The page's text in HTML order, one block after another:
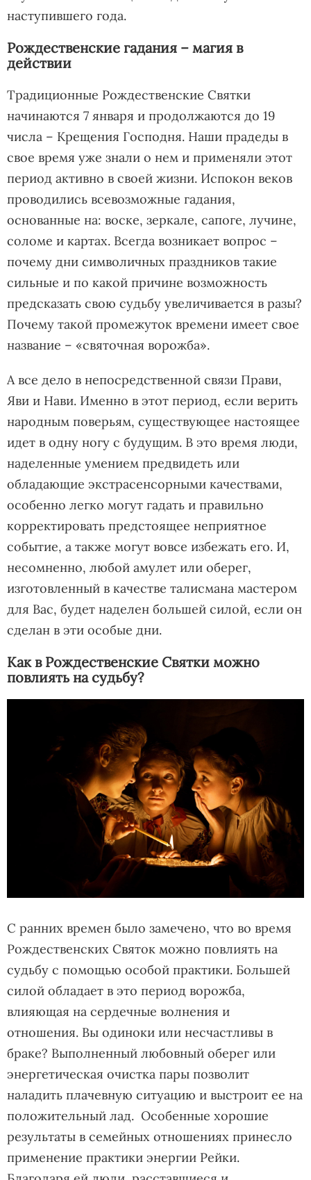
наступившего года.
Рождественские гадания – магия в
действии
Традиционные Рождественские Святки
начинаются 7 января и продолжаются до 19
числа – Крещения Господня. Наши прадеды в
свое время уже знали о нем и применяли этот
период активно в своей жизни. Испокон веков
проводились всевозможные гадания,
основанные на: воске, зеркале, сапоге, лучине,
соломе и картах. Всегда возникает вопрос –
почему дни символичных праздников такие
сильные и по какой причине возможность
предсказать свою судьбу увеличивается в разы?
Почему такой промежуток времени имеет свое
название – «святочная ворожба».
А все дело в непосредственной связи Прави,
Яви и Нави. Именно в этот период, если верить
народным поверьям, существующее настоящее
идет в одну ногу с будущим. В это время люди,
наделенные умением предвидеть или
обладающие экстрасенсорными качествами,
особенно легко могут гадать и правильно
корректировать предстоящее неприятное
событие, а также могут вовсе избежать его. И,
несомненно, любой амулет или оберег,
изготовленный в качестве талисмана мастером
для Вас, будет наделен большей силой, если он
сделан в эти особые дни.
Как в Рождественские Святки можно
повлиять на судьбу?
С ранних времен было замечено, что во время
Рождественских Святок можно повлиять на
судьбу с помощью особой практики. Большей
силой обладает в это период ворожба,
влияющая на сердечные волнения и
отношения. Вы одиноки или несчастливы в
браке? Выполненный любовный оберег или
энергетическая очистка пары позволит
наладить плачевную ситуацию и выстроит ее на
положительный лад. Особенные хорошие
результаты в семейных отношениях принесло
применение практики энергии Рейки.